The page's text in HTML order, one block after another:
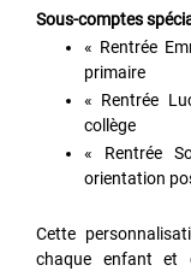
Sous-comptes
« Rentrée
primaire
« Rentrée
collège
« Rentrée
orientation
Cette
chaque enfant et